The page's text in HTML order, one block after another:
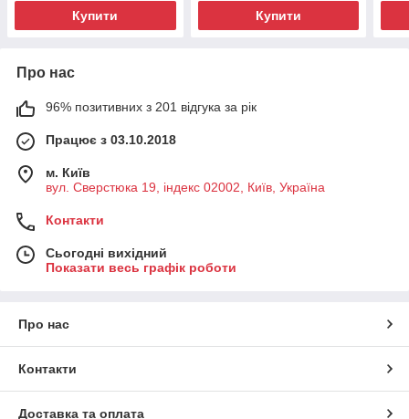
Купити Купити
Про нас
96% позитивних з 201 відгука за рік
Працює з 03.10.2018
м. Київ
вул. Сверстюка 19, індекс 02002, Київ, Україна
Контакти
Сьогодні вихідний
Показати весь графік роботи
Про нас
Контакти
Доставка та оплата